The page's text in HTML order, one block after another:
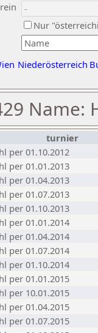
Nur
Niederösterreich
Name:
turnier
per 01.10.2012
per 01.01.2013
per 01.04.2013
per 01.07.2013
per 01.10.2013
per 01.01.2014
per 01.04.2014
per 01.07.2014
per 01.10.2014
per 01.01.2015
per 10.01.2015
per 01.04.2015
per 01.07.2015